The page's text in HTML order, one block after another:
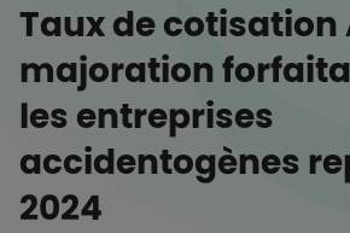
Taux de cotisation
majoration
les entreprises
accidentogènes
2024